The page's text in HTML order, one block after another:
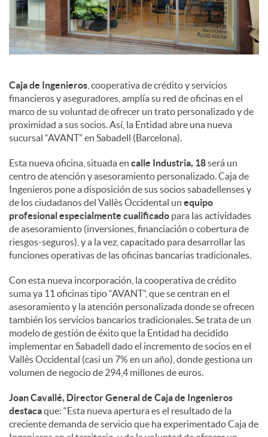
s
Caja de Ingenieros , cooperativa de crédito y servicios
financieros y aseguradores, amplía su red de oficinas en el
marco de su voluntad de ofrecer un trato personalizado y de
proximidad a sus socios. Así, la Entidad abre una nueva
sucursal “AVANT” en Sabadell (Barcelona).
Esta nueva oficina, situada en calle Industria, 18será un
centro de atención y asesoramiento personalizado. Caja de
Ingenieros pone a disposición de sus socios sabadellenses y
de los ciudadanos del Vallès Occidental un equipo
profesional especialmente cualificado para las actividades
de asesoramiento (inversiones, financiación o cobertura de
riesgos-seguros), y a la vez, capacitado para desarrollar las
funciones operativas de las oficinas bancarias tradicionales.
Con esta nueva incorporación, la cooperativa de crédito
suma ya 11 oficinas tipo “AVANT”, que se centran en el
asesoramiento y la atención personalizada donde se ofrecen
también los servicios bancarios tradicionales. Se trata de un
modelo de gestión de éxito que la Entidad ha decidido
implementar en Sabadell dado el incremento de socios en el
Vallès Occidental (casi un 7% en un año), donde gestiona un
volumen de negocio de 294,4 millones de euros.
Joan Cavallé, Director General de Caja de Ingenieros
destacaque: “Esta nueva apertura es el resultado de la
creciente demanda de servicio que ha experimentado Caja de